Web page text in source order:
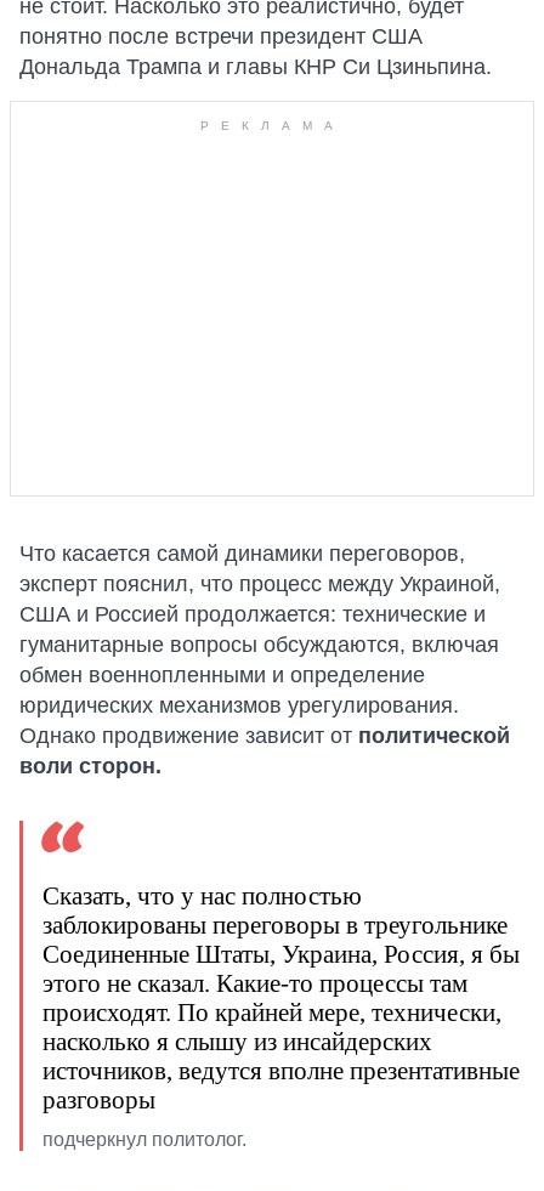
не стоит. Насколько это реалистично, будет
понятно после встречи президент США
Дональда Трампа и главы КНР Си Цзиньпина.
Что касается самой динамики переговоров,
эксперт пояснил, что процесс между Украиной,
США и Россией продолжается: технические и
гуманитарные вопросы обсуждаются, включая
обмен военнопленными и определение
юридических механизмов урегулирования.
Однако продвижение зависит от политической
воли сторон.
Сказать, что у нас полностью
заблокированы переговоры в треугольнике
Соединенные Штаты, Украина, Россия, я бы
этого не сказал. Какие-то процессы там
происходят. По крайней мере, технически,
насколько я слышу из инсайдерских
источников, ведутся вполне презентативные
разговоры
подчеркнул политолог.